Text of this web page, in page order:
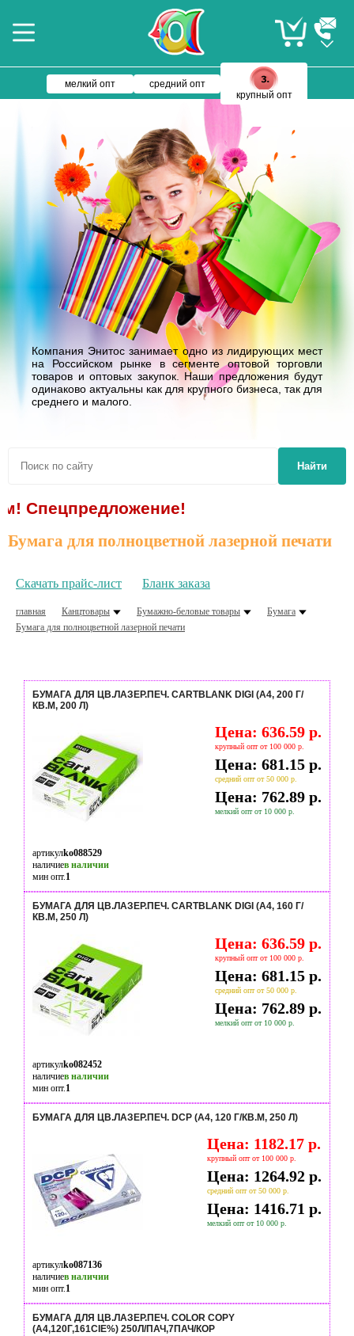
мелкий опт
средний опт
крупный опт
Компания Энитос занимает одно из лидирующих мест
на Российском рынке в сегменте оптовой торговли
товаров и оптовых закупок. Наши предложения будут
одинаково актуальны как для крупного бизнеса, так для
среднего и малого.
Найти
Бумага для полноцветной лазерной печати
Скачать прайс-лист Бланк заказа
главная Канцтовары Бумажно-беловые товары
Бумага
Бумага для полноцветной лазерной печати
БУМАГА ДЛЯ ЦВ.ЛАЗЕР.ПЕЧ. CARTBLANK DIGI (А4, 200 Г/
КВ.М, 200 Л)
Цена: 636.59 р.
крупный опт от 100 000 р.
Цена: 681.15 р.
средний опт от 50 000 р.
Цена: 762.89 р.
мелкий опт от 10 000 р.
артикулko088529
наличиев наличии
мин опт.1
БУМАГА ДЛЯ ЦВ.ЛАЗЕР.ПЕЧ. CARTBLANK DIGI (А4, 160 Г/
КВ.М, 250 Л)
Цена: 636.59 р.
крупный опт от 100 000 р.
Цена: 681.15 р.
средний опт от 50 000 р.
Цена: 762.89 р.
мелкий опт от 10 000 р.
артикулko082452
наличиев наличии
мин опт.1
БУМАГА ДЛЯ ЦВ.ЛАЗЕР.ПЕЧ. DCP (А4, 120 Г/КВ.М, 250 Л)
Цена: 1182.17 р.
крупный опт от 100 000 р.
Цена: 1264.92 р.
средний опт от 50 000 р.
Цена: 1416.71 р.
мелкий опт от 10 000 р.
артикулko087136
наличиев наличии
мин опт.1
БУМАГА ДЛЯ ЦВ.ЛАЗЕР.ПЕЧ. COLOR COPY
(А4,120Г,161CIE%) 250Л/ПАЧ,7ПАЧ/КОР